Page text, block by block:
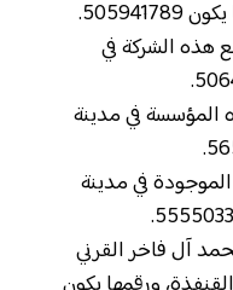
هذه الشركة في
المؤسسة في مدينة
في مدينة
آل فاخر القرني